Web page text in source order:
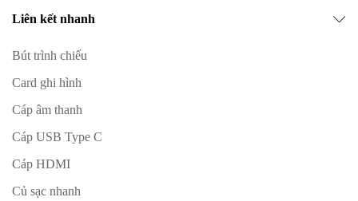
Liên kết nhanh
Bút trình chiếu
Card ghi hình
Cáp âm thanh
Cáp USB Type C
Cáp HDMI
Củ sạc nhanh